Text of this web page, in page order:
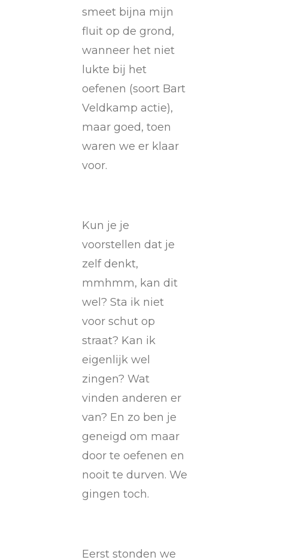
smeet bijna mijn
fluit op de grond,
wanneer het niet
lukte bij het
oefenen (soort Bart
Veldkamp actie),
maar goed, toen
waren we er klaar
voor.
Kun je je
voorstellen dat je
zelf denkt,
mmhmm, kan dit
wel? Sta ik niet
voor schut op
straat? Kan ik
eigenlijk wel
zingen? Wat
vinden anderen er
van? En zo ben je
geneigd om maar
door te oefenen en
nooit te durven. We
gingen toch.
Eerst stonden we